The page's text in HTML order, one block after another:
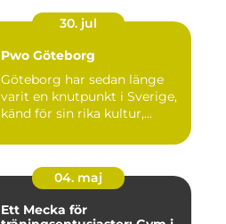
30. jul
Pwo Göteborg
Göteborg har sedan länge
varit en knutpunkt i Sverige,
känd för sin rika kultur,...
04. maj
Ett Mecka för